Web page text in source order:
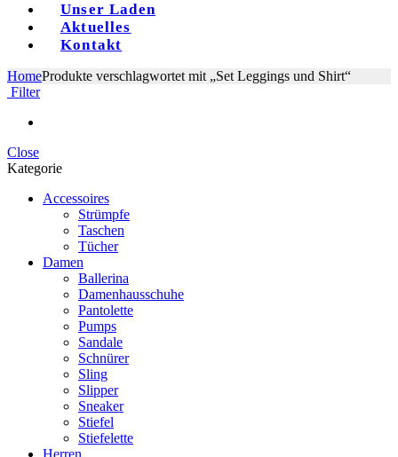
Unser Laden
Aktuelles
Kontakt
HomeProdukte verschlagwortet mit „Set Leggings und Shirt“
Filter
Close
Kategorie
Accessoires
Strümpfe
Taschen
Tücher
Damen
Ballerina
Damenhausschuhe
Pantolette
Pumps
Sandale
Schnürer
Sling
Slipper
Sneaker
Stiefel
Stiefelette
Herren